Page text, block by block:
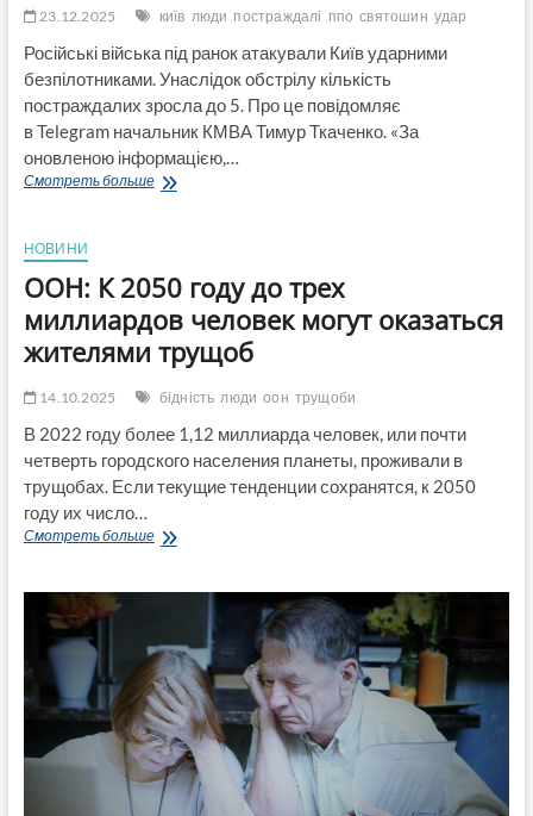
23.12.2025 київ люди постраждалі ппо святошин удар
Російські війська під ранок атакували Київ ударними
безпілотниками. Унаслідок обстрілу кількість
постраждалих зросла до 5. Про це повідомляє
в Telegram начальник КМВА Тимур Ткаченко. «За
оновленою інформацією,…
Смотреть большеВ
удару
постраждали
п’ять
осіб
ушкоджена
у
Святошинському
районі
НОВИНИ
ООН: К 2050 году до трех
миллиардов человек могут оказаться
жителями трущоб
14.10.2025 бідність люди оон трущоби
В 2022 году более 1,12 миллиарда человек, или почти
четверть городского населения планеты, проживали в
трущобах. Если текущие тенденции сохранятся, к 2050
году их число…
Смотреть большеООН:
трех
миллиардов
человек
могут
оказаться
жителями
трущоб